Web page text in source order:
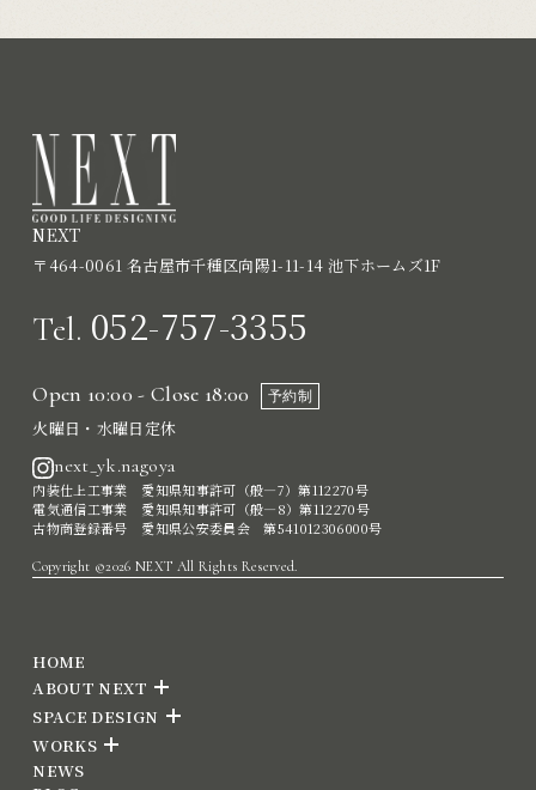
NEXT
〒464-0061 名古屋市千種区向陽1-11-14 池下ホームズ1F
Tel. 052-757-3355
Open 10:00 - Close 18:00 予約制
火曜日・水曜日定休
next_yk.nagoya
内装仕上工事業 愛知県知事許可（般―7）第112270号
電気通信工事業 愛知県知事許可（般―8）第112270号
古物商登録番号 愛知県公安委員会 第541012306000号
Copyright ©2026 NEXT All Rights Reserved.
HOME
ABOUT NEXT
SPACE DESIGN
WORKS
NEWS